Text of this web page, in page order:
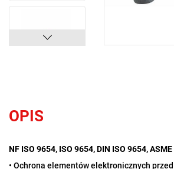
OPIS
NF ISO 9654, ISO 9654, DIN ISO 9654,
• Ochrona elementów elektronicznych